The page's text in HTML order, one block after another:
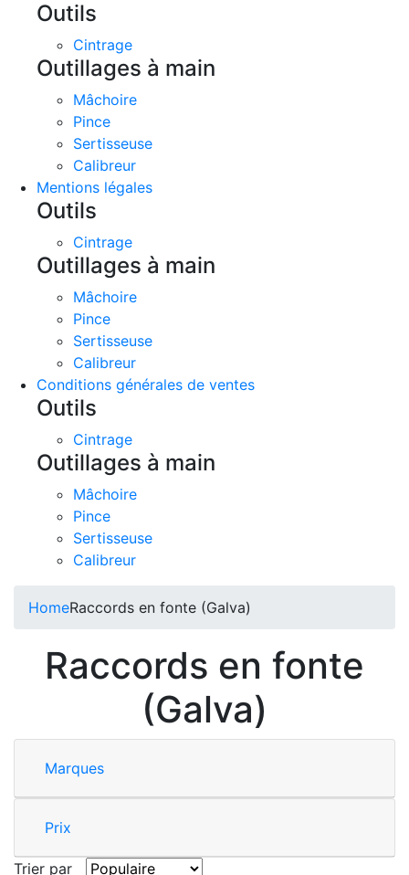
Outils
Cintrage
Outillages à main
Mâchoire
Pince
Sertisseuse
Calibreur
Mentions légales
Outils
Cintrage
Outillages à main
Mâchoire
Pince
Sertisseuse
Calibreur
Conditions générales de ventes
Outils
Cintrage
Outillages à main
Mâchoire
Pince
Sertisseuse
Calibreur
HomeRaccords en fonte (Galva)
Raccords en fonte
(Galva)
Marques
Prix
Trier par